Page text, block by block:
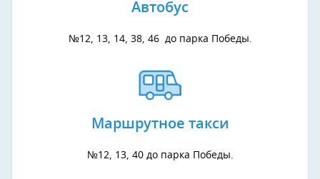
Автобус
№12, 13, 14, 38, 46 до парка Победы.
Маршрутное такси
№12, 13, 40 до парка Победы.